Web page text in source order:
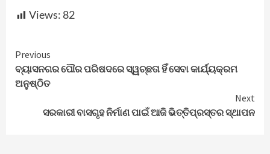
Views: 82
Continue
Reading
Previous
ବ୍ୟାସନଗର ପୌର ପରିଷଦରେ ସ୍ୱଚ୍ଛତା ହିଁ ସେବା କାର୍ଯ୍ୟକ୍ରମ
ଅନୁଷ୍ଠିତ
Next
ସରକାରୀ ବାସଗୃହ ନିର୍ମାଣ ପାଇଁ ଆଜି ଭିତ୍ତିପ୍ରସ୍ତର ସ୍ଥାପନ